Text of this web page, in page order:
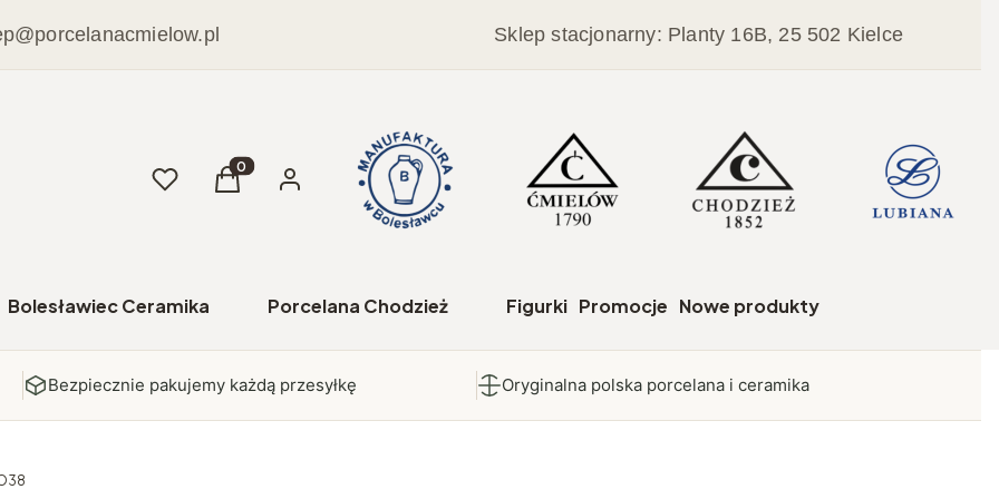
Sklep stacjonarny: Planty 16B, 25 502 Kielce
UlubioneProdukty w koszyku: 0. Zobacz szczegóły
Koszyk Zaloguj się
Bolesławiec Ceramika Porcelana Chodzież Figurki Promocje Nowe produkty
Bezpiecznie pakujemy każdą przesyłkę Oryginalna polska porcelana i ceramika